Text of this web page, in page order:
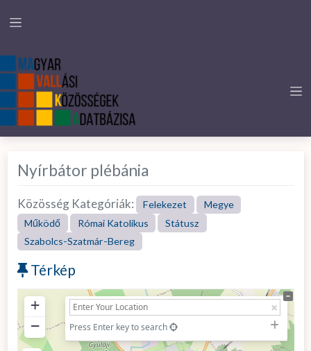
Nyírbátor plébánia
Közösség Kategóriák: Felekezet
Megye
Működő
Római Katolikus
Státusz
Szabolcs-Szatmár-Bereg
Térkép
+
−
Press Enter key to search